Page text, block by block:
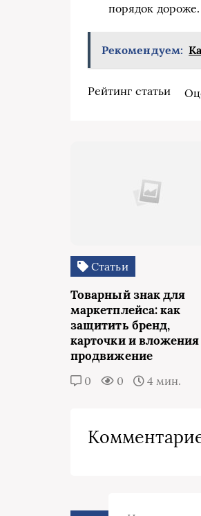
порядок дороже.
Рекомендуем:
Рейтинг статьи
Статьи
Товарный знак для
маркетплейса: как
защитить бренд,
карточки и
продвижение
0 0 4 мин.